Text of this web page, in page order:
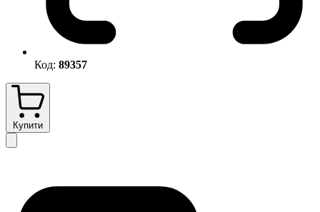
Код: 89357
Купити